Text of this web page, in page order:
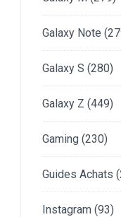
Galaxy Note
Galaxy S (280)
Galaxy Z (449)
Gaming (230)
Guides Achats
Instagram (93)